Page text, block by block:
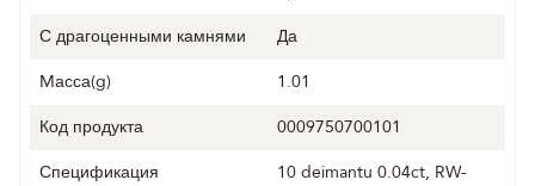
С драгоценными камнями
Да
Mасса(g)
1.01
Код продукта
0009750700101
Спецификация
10 deimantu 0.04ct, RW-